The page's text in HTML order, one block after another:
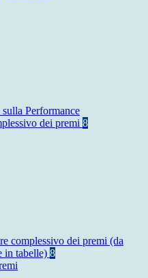
Performance
dei premi 8
complessivo dei premi (da
in tabelle) 8